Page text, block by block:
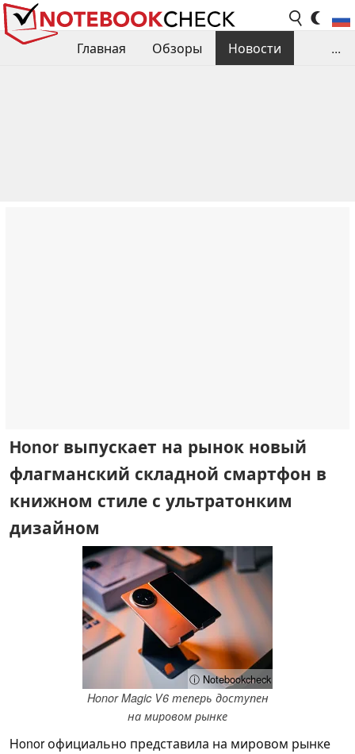
Главная Обзоры
Новости
...
Honor выпускает на рынок новый
флагманский складной смартфон в
книжном стиле с ультратонким
дизайном
ⓘ Notebookcheck
Honor Magic V6 теперь доступен
на мировом рынке
Honor официально представила на мировом рынке